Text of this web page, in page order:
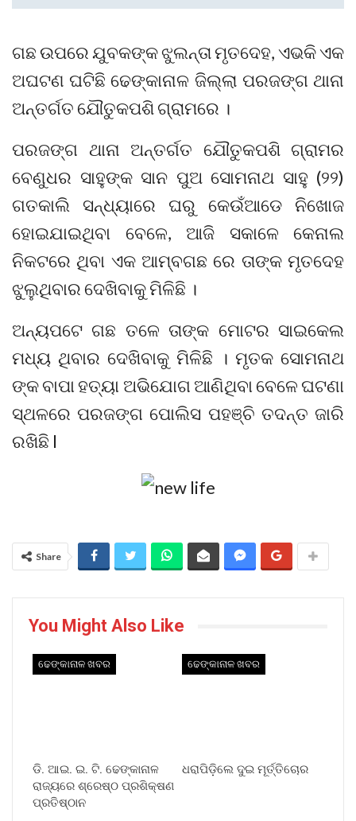
ଗଛ ଉପରେ ଯୁବକଙ୍କ ଝୁଲନ୍ତା ମୃତଦେହ, ଏଭକି ଏକ
ଅଘଟଣ ଘଟିଛି ଢେଙ୍କାନାଳ ଜିଲ୍ଲା ପରଜଙ୍ଗ ଥାନା
ଅନ୍ତର୍ଗତ ଯୌତୁକପଶି ଗ୍ରାମରେ ।
ପରଜଙ୍ଗ ଥାନା ଅନ୍ତର୍ଗତ ଯୌତୁକପଶି ଗ୍ରାମର
ବେଣୁଧର ସାହୁଙ୍କ ସାନ ପୁଅ ସୋମନାଥ ସାହୁ (୨୨)
ଗତକାଲି ସନ୍ଧ୍ୟାରେ ଘରୁ କେଉଁଆଡେ ନିଖୋଜ
ହୋଇଯାଇଥିବା ବେଳେ, ଆଜି ସକାଳେ କେନାଲ
ନିକଟରେ ଥିବା ଏକ ଆମ୍ବଗଛ ରେ ତାଙ୍କ ମୃତଦେହ
ଝୁଲୁଥିବାର ଦେଖିବାକୁ ମିଳିଛି ।
ଅନ୍ୟପଟେ ଗଛ ତଳେ ତାଙ୍କ ମୋଟର ସାଇକେଲ
ମଧ୍ୟ ଥିବାର ଦେଖିବାକୁ ମିଳିଛି । ମୃତକ ସୋମନାଥ
ଙ୍କ ବାପା ହତ୍ୟା ଅଭିଯୋଗ ଆଣିଥିବା ବେଳେ ଘଟଣା
ସ୍ଥଳରେ ପରଜଙ୍ଗ ପୋଲିସ ପହଞ୍ଚି ତଦନ୍ତ ଜାରି
ରଖିଛି l
Share
You Might Also Like
ଢେଙ୍କାନାଳ ଖବର
ଡି. ଆଇ. ଇ. ଟି. ଢେଙ୍କାନାଳ
ରାଜ୍ୟରେ ଶ୍ରେଷ୍ଠ ପ୍ରଶିକ୍ଷଣ
ପ୍ରତିଷ୍ଠାନ
ଢେଙ୍କାନାଳ ଖବର
ଧରାପିଡ଼ିଲେ ଦୁଇ ମୂର୍ତ୍ତିଚୋର